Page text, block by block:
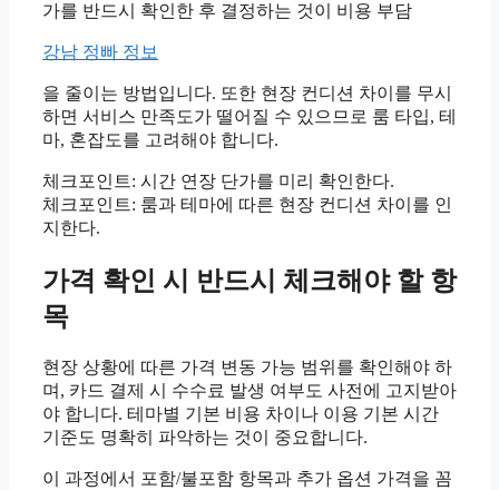
가를 반드시 확인한 후 결정하는 것이 비용 부담
강남 정빠 정보
을 줄이는 방법입니다. 또한 현장 컨디션 차이를 무시
하면 서비스 만족도가 떨어질 수 있으므로 룸 타입, 테
마, 혼잡도를 고려해야 합니다.
체크포인트: 시간 연장 단가를 미리 확인한다.
체크포인트: 룸과 테마에 따른 현장 컨디션 차이를 인
지한다.
가격 확인 시 반드시 체크해야 할 항
목
현장 상황에 따른 가격 변동 가능 범위를 확인해야 하
며, 카드 결제 시 수수료 발생 여부도 사전에 고지받아
야 합니다. 테마별 기본 비용 차이나 이용 기본 시간
기준도 명확히 파악하는 것이 중요합니다.
이 과정에서 포함/불포함 항목과 추가 옵션 가격을 꼼